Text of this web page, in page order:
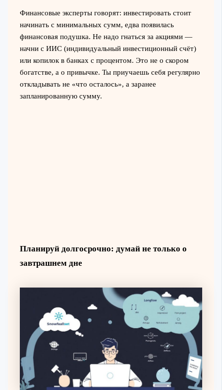
Финансовые эксперты говорят: инвестировать стоит
начинать с минимальных сумм, едва появилась
финансовая подушка. Не надо гнаться за акциями —
начни с ИИС (индивидуальный инвестиционный счёт)
или копилок в банках с процентом. Это не о скором
богатстве, а о привычке. Ты приучаешь себя регулярно
откладывать не «что осталось», а заранее
запланированную сумму.
Планируй долгосрочно: думай не только о
завтрашнем дне